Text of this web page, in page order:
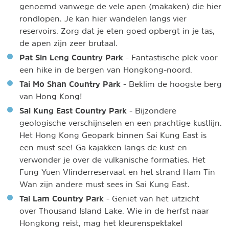
genoemd vanwege de vele apen (makaken) die hier
rondlopen. Je kan hier wandelen langs vier
reservoirs. Zorg dat je eten goed opbergt in je tas,
de apen zijn zeer brutaal.
Pat Sin Leng Country Park - Fantastische plek voor
een hike in de bergen van Hongkong-noord.
Tai Mo Shan Country Park - Beklim de hoogste berg
van Hong Kong!
Sai Kung East Country Park - Bijzondere
geologische verschijnselen en een prachtige kustlijn.
Het Hong Kong Geopark binnen Sai Kung East is
een must see! Ga kajakken langs de kust en
verwonder je over de vulkanische formaties. Het
Fung Yuen Vlinderreservaat en het strand Ham Tin
Wan zijn andere must sees in Sai Kung East.
Tai Lam Country Park - Geniet van het uitzicht
over Thousand Island Lake. Wie in de herfst naar
Hongkong reist, mag het kleurenspektakel